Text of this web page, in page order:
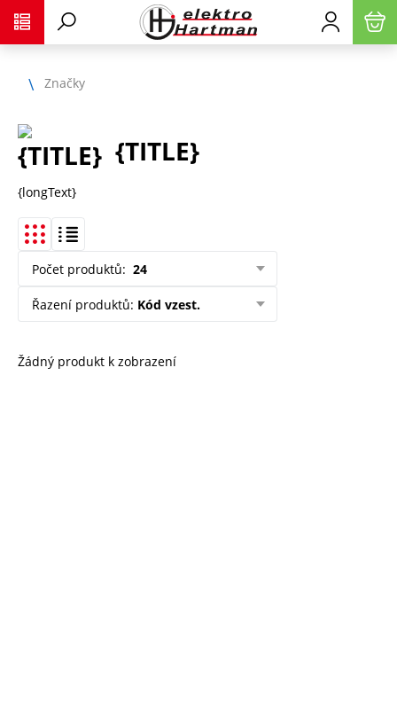
Značky
{TITLE}
{longText}
Počet produktů: 24
Řazení produktů: Kód vzest.
Žádný produkt k zobrazení